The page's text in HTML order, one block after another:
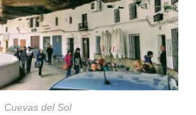
Cuevas del Sol